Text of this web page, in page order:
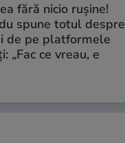
fără nicio rușine!
spune totul despre
de pe platformele
„Fac ce vreau, e